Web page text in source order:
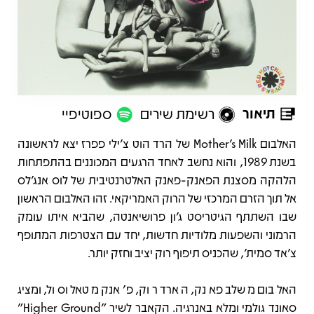
תיאור רשימת שירים ספוטיפיי
תיאור
האלבום Mother's Milk של הרד הוט צ'ילי פפרז יצא לראשונה
בשנת 1989, והוא נחשב לאחד הרגעים המכוננים בהתפתחות
הלהקה מסצנת הפאנק-פאנק האלטרנטיבית של לוס אנג'לס
אל תוך הזרם המרכזי של הרוק האמריקאי. זהו האלבום הראשון
שבו השתתף הגיטריסט ג'ון פרושיאנטה, שהביא איתו עומק
הרמוני והשפעות מלודיות חדשות, יחד עם הצטרפות המתופף
צ'אד סמית', שהכניס תיפוף רוק יציב וחזק יותר.
האלבום משלב פאנק, הארד רוק, פ'אנק מטאל וסול, ומציג
סאונד גולמי ומלא באנרגיה. הקאבר לשיר "Higher Ground"